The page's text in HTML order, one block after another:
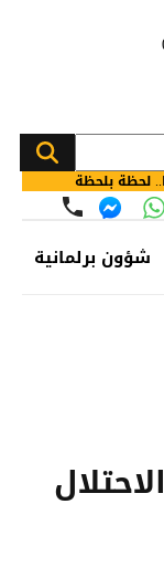
لحظة بلحظة
شؤون برلمانية